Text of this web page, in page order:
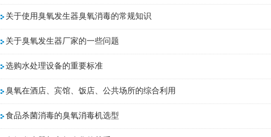
关于使用臭氧发生器臭氧消毒的常规知识
关于臭氧发生器厂家的一些问题
选购水处理设备的重要标准
臭氧在酒店、宾馆、饭店、公共场所的综合利用
食品杀菌消毒的臭氧消毒机选型